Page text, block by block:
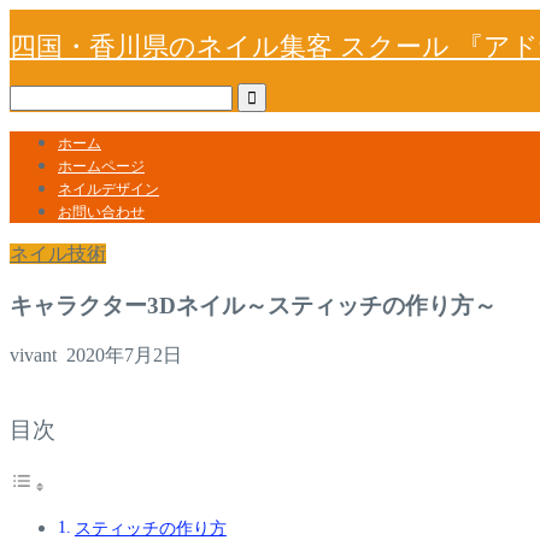
四国・香川県のネイル集客 スクール 『ア
ホーム
ホームページ
ネイルデザイン
お問い合わせ
ネイル技術
キャラクター3Dネイル～スティッチの作り方～
vivant 2020年7月2日
目次
スティッチの作り方